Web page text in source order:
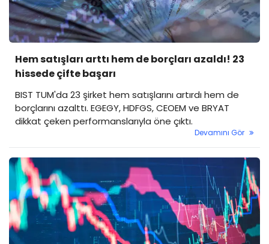
Hem satışları arttı hem de borçları azaldı! 23
hissede çifte başarı
BIST TUM'da 23 şirket hem satışlarını artırdı hem de
borçlarını azalttı. EGEGY, HDFGS, CEOEM ve BRYAT
dikkat çeken performanslarıyla öne çıktı.
Devamını Gör